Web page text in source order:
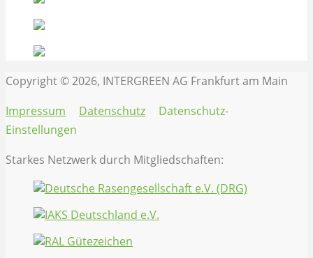
Copyright © 2026, INTERGREEN AG Frankfurt am Main
Impressum
Datenschutz
Datenschutz-
Einstellungen
Starkes Netzwerk durch Mitgliedschaften: